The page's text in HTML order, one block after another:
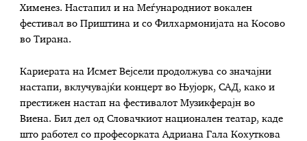
Хименез. Настапил и на Меѓународниот вокален
фестивал во Приштина и со Филхармонијата на Косово
во Тирана.
Кариерата на Исмет Вејсели продолжува со значајни
настапи, вклучувајќи концерт во Њујорк, САД, како и
престижен настап на фестивалот Музикферајн во
Виена. Бил дел од Словачкиот национален театар, каде
што работел со професорката Адриана Гала Кохуткова